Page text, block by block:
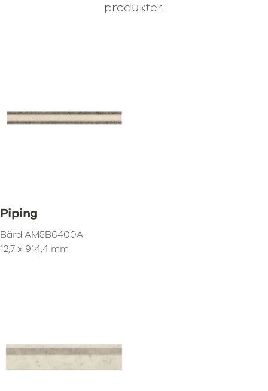
produkter.
Piping
Bård AM5B6400A
12,7 x 914,4 mm